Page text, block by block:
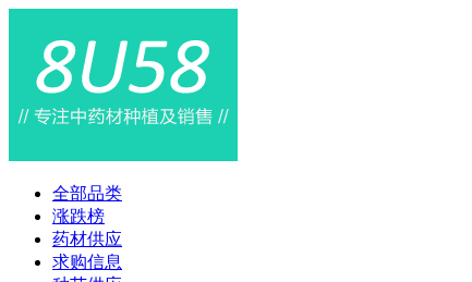
全部品类
涨跌榜
药材供应
求购信息